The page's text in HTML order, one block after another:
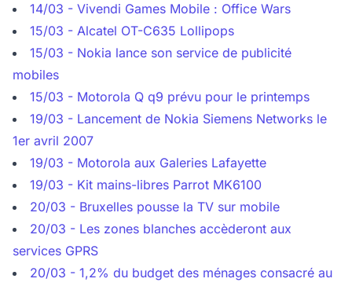
14/03 - Vivendi Games Mobile : Office Wars
15/03 - Alcatel OT-C635 Lollipops
15/03 - Nokia lance son service de publicité
mobiles
15/03 - Motorola Q q9 prévu pour le printemps
19/03 - Lancement de Nokia Siemens Networks le
1er avril 2007
19/03 - Motorola aux Galeries Lafayette
19/03 - Kit mains-libres Parrot MK6100
20/03 - Bruxelles pousse la TV sur mobile
20/03 - Les zones blanches accèderont aux
services GPRS
20/03 - 1,2% du budget des ménages consacré au